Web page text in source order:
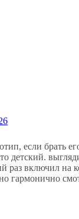
если брать
детский.
раз включил на
гармонично